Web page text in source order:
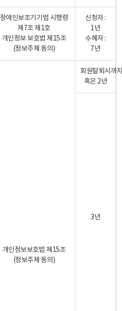
장애인보조기기법 시행령
제7조 제1호
개인정보 보호법 제15조
(정보주체 동의)
신청자 :
1년
수혜자 :
7년
개인정보보호법 제15조
(정보주체 동의)
회원탈퇴시까
혹은 2년
3년